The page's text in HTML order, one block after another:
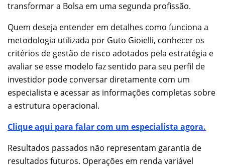
transformar a Bolsa em uma segunda profissão.
Quem deseja entender em detalhes como funciona a
metodologia utilizada por Guto Gioielli, conhecer os
critérios de gestão de risco adotados pela estratégia e
avaliar se esse modelo faz sentido para seu perfil de
investidor pode conversar diretamente com um
especialista e acessar as informações completas sobre
a estrutura operacional.
Clique aqui para falar com um especialista agora.
Resultados passados não representam garantia de
resultados futuros. Operações em renda variável